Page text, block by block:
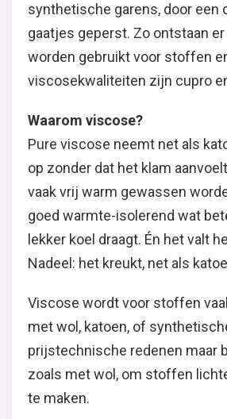
synthetische garens, door een
gaatjes geperst. Zo ontstaan er
worden gebruikt voor stoffen
viscosekwaliteiten zijn cupro
Waarom viscose?
Pure viscose neemt net als
op zonder dat het klam
vaak vrij warm gewassen
goed warmte-isolerend wat
lekker koel draagt. Én het valt
Nadeel: het kreukt, net als
Viscose wordt voor stoffen
met wol, katoen, of
prijstechnische redenen maar
zoals met wol, om stoffen
te maken.